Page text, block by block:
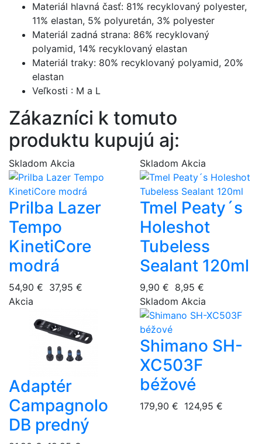
Materiál hlavná časť: 81% recyklovaný polyester,
11% elastan, 5% polyuretán, 3% polyester
Materiál zadná strana: 86% recyklovaný
polyamid, 14% recyklovaný elastan
Materiál traky: 80% recyklovaný polyamid, 20%
elastan
Veľkosti : M a L
Zákazníci k tomuto
produktu kupujú aj:
Skladom Akcia
Prilba Lazer
Tempo
KinetiCore
modrá
54,90 € 37,95 €
Skladom Akcia
Tmel Peaty´s
Holeshot
Tubeless
Sealant 120ml
9,90 € 8,95 €
Akcia
Adaptér
Campagnolo
DB predný
Skladom Akcia
Shimano SH-
XC503F
béžové
179,90 € 124,95 €